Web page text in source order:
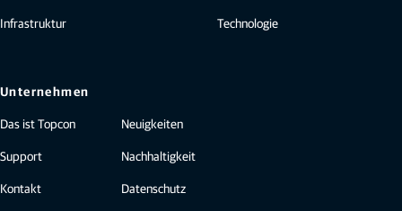
Infrastruktur
Technologie
Unternehmen
Das ist Topcon
Support
Kontakt
Neuigkeiten
Nachhaltigkeit
Datenschutz